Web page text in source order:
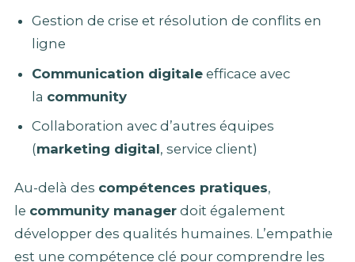
Gestion de crise et résolution de conflits en
ligne
Communication digitaleefficace avec
la community
Collaboration avec d’autres équipes
(marketing digital, service client)
Au-delà des compétences pratiques,
le community manager doit également
développer des qualités humaines. L’empathie
est une compétence clé pour comprendre les